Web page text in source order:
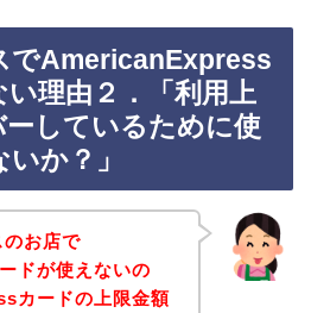
でAmericanExpress
理由２．「利用上
ーしているために使
か？」
お店で
ドが使えないの
カードの上限金額